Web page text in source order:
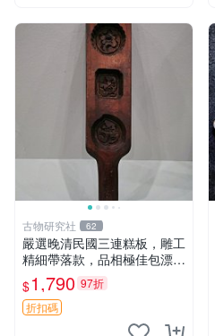
古物研究社 62
嚴選晚清民國三連糕板，雕工
精細帶落款，品相極佳包漂老
氣，尺寸長35.5cm寬7.5cm
三連糕板 民國 雕工 落款
$1,790 97折
折扣碼